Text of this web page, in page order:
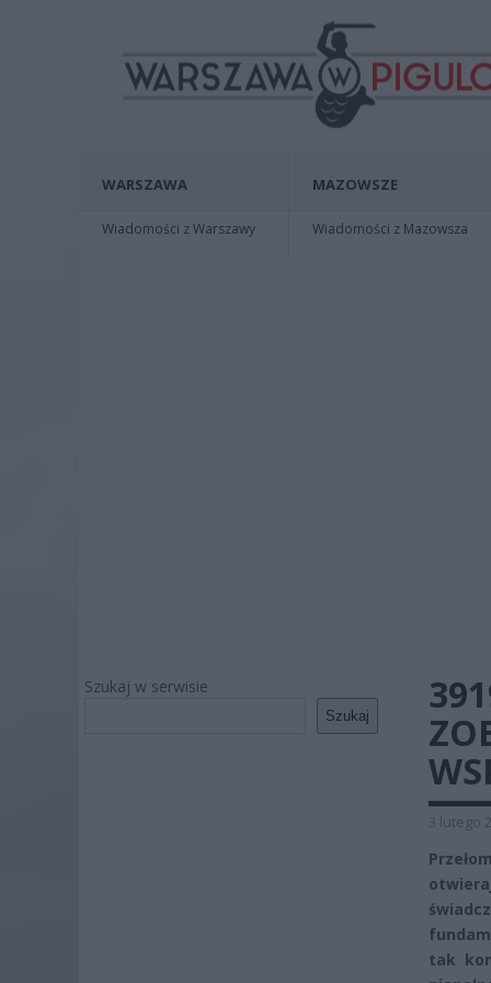
WARSZAWA
Wiadomości z Warszawy
MAZOWSZE
Wiadomości z Mazowsza
Szukaj w serwisie
Szukaj
3 lutego
tak